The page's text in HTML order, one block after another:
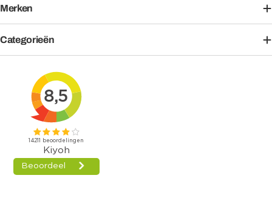
Merken
Categorieën